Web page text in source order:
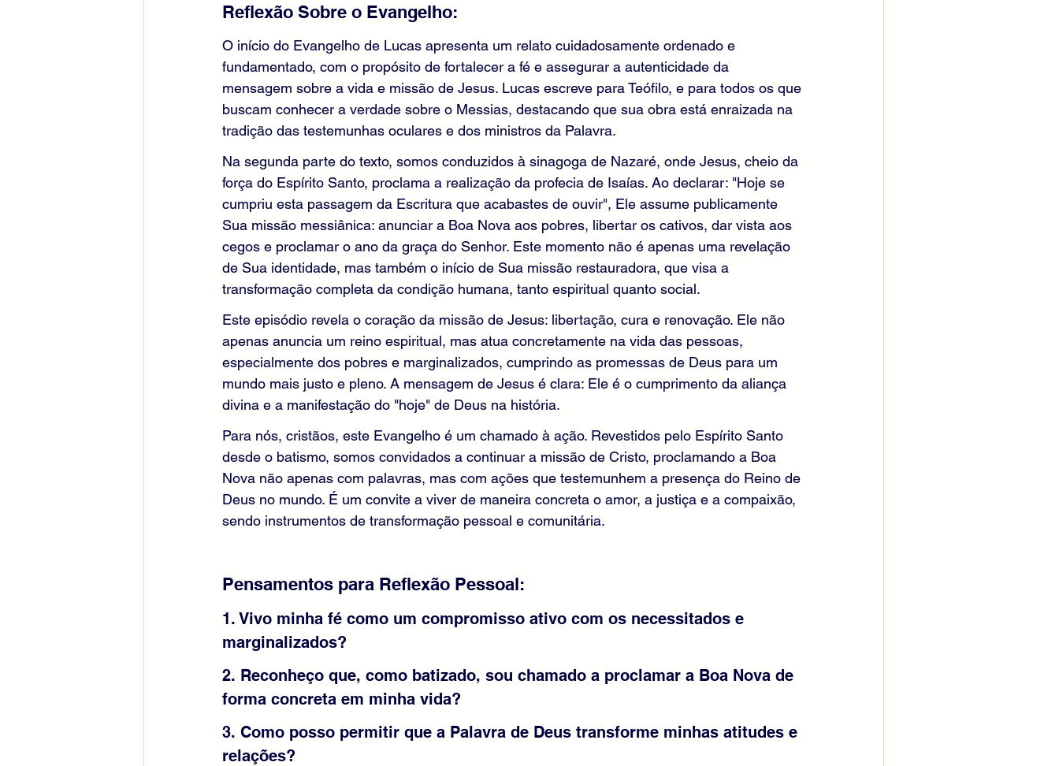
Reflexão Sobre o Evangelho:
O início do Evangelho de Lucas apresenta um relato cuidadosamente ordenado e
fundamentado, com o propósito de fortalecer a fé e assegurar a autenticidade da
mensagem sobre a vida e missão de Jesus. Lucas escreve para Teófilo, e para todos os que
buscam conhecer a verdade sobre o Messias, destacando que sua obra está enraizada na
tradição das testemunhas oculares e dos ministros da Palavra.
Na segunda parte do texto, somos conduzidos à sinagoga de Nazaré, onde Jesus, cheio da
força do Espírito Santo, proclama a realização da profecia de Isaías. Ao declarar: "Hoje se
cumpriu esta passagem da Escritura que acabastes de ouvir", Ele assume publicamente
Sua missão messiânica: anunciar a Boa Nova aos pobres, libertar os cativos, dar vista aos
cegos e proclamar o ano da graça do Senhor. Este momento não é apenas uma revelação
de Sua identidade, mas também o início de Sua missão restauradora, que visa a
transformação completa da condição humana, tanto espiritual quanto social.
Este episódio revela o coração da missão de Jesus: libertação, cura e renovação. Ele não
apenas anuncia um reino espiritual, mas atua concretamente na vida das pessoas,
especialmente dos pobres e marginalizados, cumprindo as promessas de Deus para um
mundo mais justo e pleno. A mensagem de Jesus é clara: Ele é o cumprimento da aliança
divina e a manifestação do "hoje" de Deus na história.
Para nós, cristãos, este Evangelho é um chamado à ação. Revestidos pelo Espírito Santo
desde o batismo, somos convidados a continuar a missão de Cristo, proclamando a Boa
Nova não apenas com palavras, mas com ações que testemunhem a presença do Reino de
Deus no mundo. É um convite a viver de maneira concreta o amor, a justiça e a compaixão,
sendo instrumentos de transformação pessoal e comunitária.
Pensamentos para Reflexão Pessoal:
1. Vivo minha fé como um compromisso ativo com os necessitados e
marginalizados?
2. Reconheço que, como batizado, sou chamado a proclamar a Boa Nova de
forma concreta em minha vida?
3. Como posso permitir que a Palavra de Deus transforme minhas atitudes e
relações?